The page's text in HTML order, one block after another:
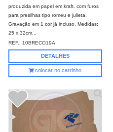
produzida em papel em kraft, com furos
para presilhas tipo romeu e julieta.
Gravação em 1 cor já incluso. Medidas:
25 x 32cm...
REF.: 10BRECO19A
DETALHES
colocar no carrinho